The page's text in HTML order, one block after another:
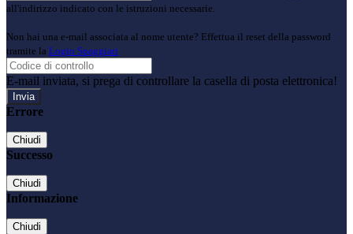
all'indirizzo indicato con le istruzioni necessarie.
Non hai una e-mail associata al nome utente? Effettua il reset della password
tramite la Login Spaggiari
E-mail inviata, si prega di controllare la casella di posta elettronica!
Errore
Chiudi
Successo
Chiudi
Informazione
Chiudi